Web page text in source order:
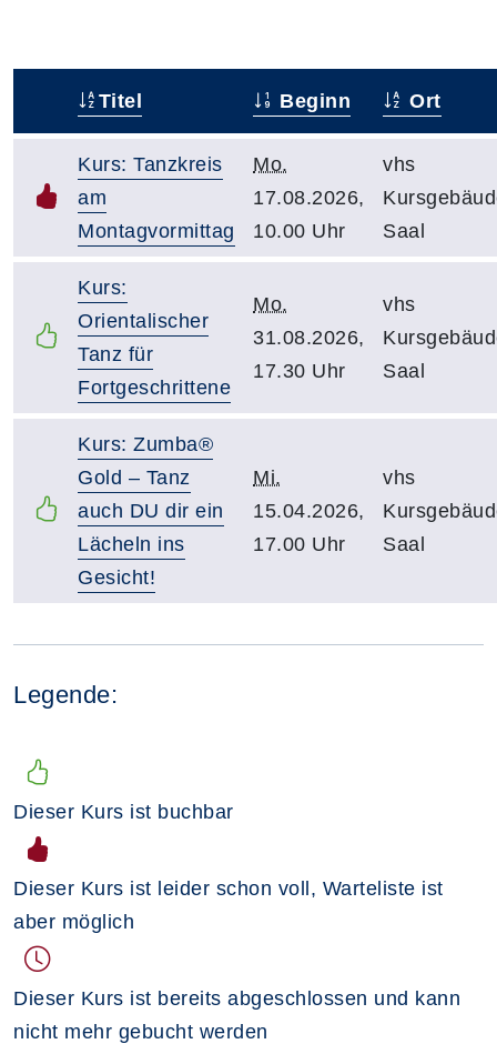
Titel Beginn Ort
Kurs: Tanzkreis
am
Montagvormittag
Mo.
17.08.2026,
10.00 Uhr
vhs
Saal
Kurs:
Orientalischer
Tanz für
Fortgeschrittene
Mo.
31.08.2026,
17.30 Uhr
vhs
Saal
Kurs: Zumba®
Gold – Tanz
auch DU dir ein
Lächeln ins
Gesicht!
Mi.
15.04.2026,
17.00 Uhr
vhs
Saal
Legende:
Dieser Kurs ist buchbar
Dieser Kurs ist leider schon voll, Warteliste ist
aber möglich
Dieser Kurs ist bereits abgeschlossen und kann
nicht mehr gebucht werden